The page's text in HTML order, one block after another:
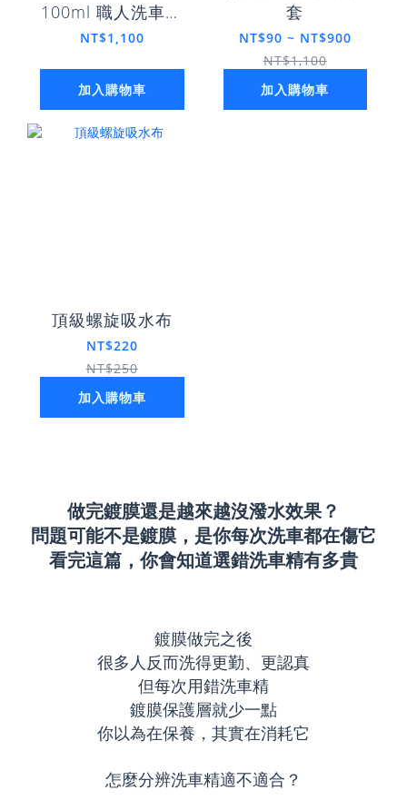
100ml 職人洗車精
Pro
NT$1,100
加入購物車
套
NT$90 ~ NT$900
NT$1,100
加入購物車
頂級螺旋吸水布
NT$220
NT$250
加入購物車
做完鍍膜還是越來越沒潑水效果？
問題可能不是鍍膜，是你每次洗車都在傷它
看完這篇，你會知道選錯洗車精有多貴
鍍膜做完之後
很多人反而洗得更勤、更認真
但每次用錯洗車精
鍍膜保護層就少一點
你以為在保養，其實在消耗它
怎麼分辨洗車精適不適合？